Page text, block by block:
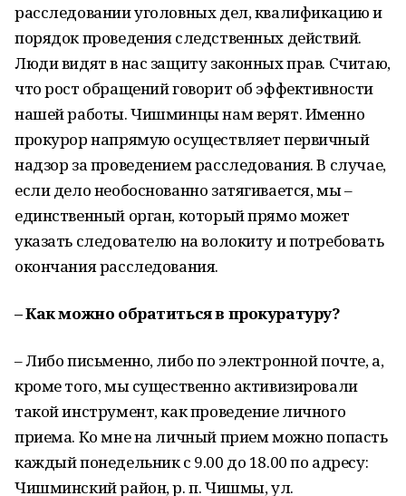
расследовании уголовных дел, квалификацию и
порядок проведения следственных действий.
Люди видят в нас защиту законных прав. Считаю,
что рост обращений говорит об эффективности
нашей работы. Чишминцы нам верят. Именно
прокурор напрямую осуществляет первичный
надзор за проведением расследования. В случае,
если дело необоснованно затягивается, мы –
единственный орган, который прямо может
указать следователю на волокиту и потребовать
окончания расследования.
– Как можно обратиться в прокуратуру?
– Либо письменно, либо по электронной почте, а,
кроме того, мы существенно активизировали
такой инструмент, как проведение личного
приема. Ко мне на личный прием можно попасть
каждый понедельник с 9.00 до 18.00 по адресу:
Чишминский район, р. п. Чишмы, ул.